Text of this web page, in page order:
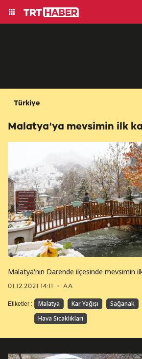
Türkiye
Malatya'ya mevsimin ilk
01.12.2021 14:11 AA
Malatya'nın Darende ilçesinde mevsimin ilk
Etiketler : Malatya Kar Yağışı Sağanak
Hava Sıcaklıkları